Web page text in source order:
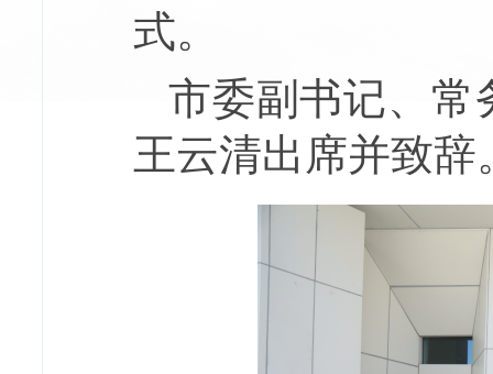
式。
市委副书记、常
王云清出席并致